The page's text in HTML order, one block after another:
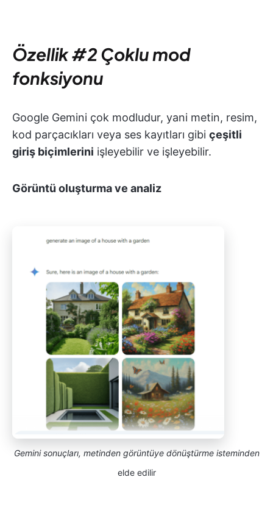
Özellik #2 Çoklu mod
fonksiyonu
Google Gemini çok modludur, yani metin, resim,
kod parçacıkları veya ses kayıtları gibi çeşitli
giriş biçimlerini işleyebilir ve işleyebilir.
Görüntü oluşturma ve analiz
Gemini sonuçları, metinden görüntüye dönüştürme isteminden
elde edilir